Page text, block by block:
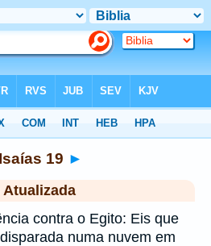
Isaías 19 ►
contra o Egito: Eis que
numa nuvem em